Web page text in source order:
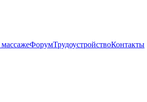
ФорумТрудоустройствоКонтакты